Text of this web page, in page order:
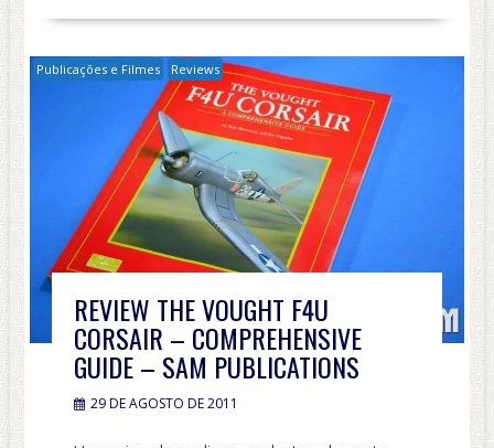
Publicações e Filmes Reviews
REVIEW THE VOUGHT F4U
CORSAIR – COMPREHENSIVE
GUIDE – SAM PUBLICATIONS
29 DE AGOSTO DE 2011